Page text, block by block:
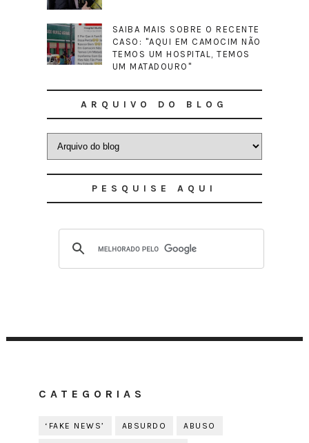
SAIBA MAIS SOBRE O RECENTE
CASO: "AQUI EM CAMOCIM NÃO
TEMOS UM HOSPITAL, TEMOS
UM MATADOURO"
ARQUIVO DO BLOG
PESQUISE AQUI
CATEGORIAS
‘FAKE NEWS’ ABSURDO ABUSO